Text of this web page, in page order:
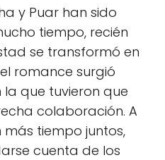
y Puar han sido
tiempo, recién
se transformó en
romance surgió
que tuvieron que
colaboración. A
tiempo juntos,
cuenta de los